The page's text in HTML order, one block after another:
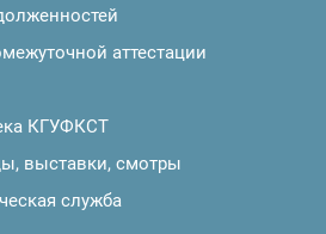
аттестации
КГУФКСТ
выставки, смотры
служба